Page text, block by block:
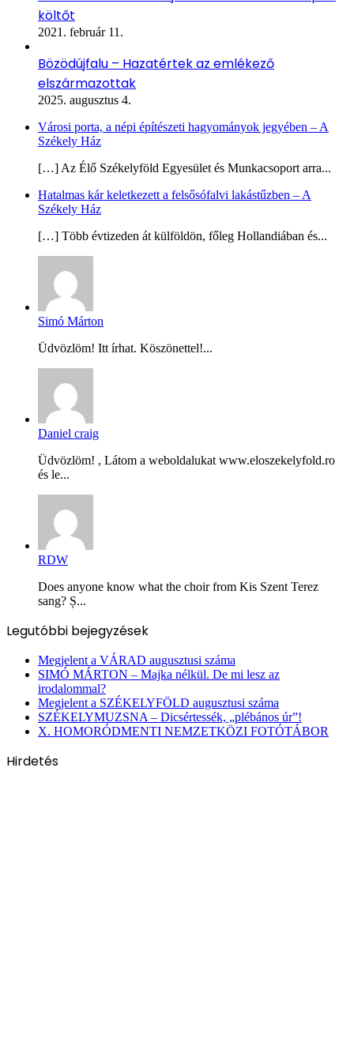
költőt
2021. február 11.
Bözödújfalu – Hazatértek az emlékező
elszármazottak
2025. augusztus 4.
Városi porta, a népi építészeti hagyományok jegyében – A
Székely Ház
[…] Az Élő Székelyföld Egyesület és Munkacsoport arra...
Hatalmas kár keletkezett a felsősófalvi lakástűzben – A
Székely Ház
[…] Több évtizeden át külföldön, főleg Hollandiában és...
Simó Márton
Üdvözlöm! Itt írhat. Köszönettel!...
Daniel craig
Üdvözlöm! , Látom a weboldalukat www.eloszekelyfold.ro
és le...
RDW
Does anyone know what the choir from Kis Szent Terez
sang? Ș...
Legutóbbi bejegyzések
Megjelent a VÁRAD augusztusi száma
SIMÓ MÁRTON – Majka nélkül. De mi lesz az
irodalommal?
Megjelent a SZÉKELYFÖLD augusztusi száma
SZÉKELYMUZSNA – Dicsértessék, „plébános úr”!
X. HOMORÓDMENTI NEMZETKÖZI FOTÓTÁBOR
Hirdetés